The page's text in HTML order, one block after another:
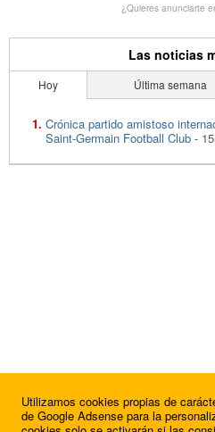
¿Quieres anunciarte
Las noticias
Hoy Última semana
Crónica partido amistoso
Saint-Germain Football Club -
Utilizamos cookies propias de
de Google Adsense para la